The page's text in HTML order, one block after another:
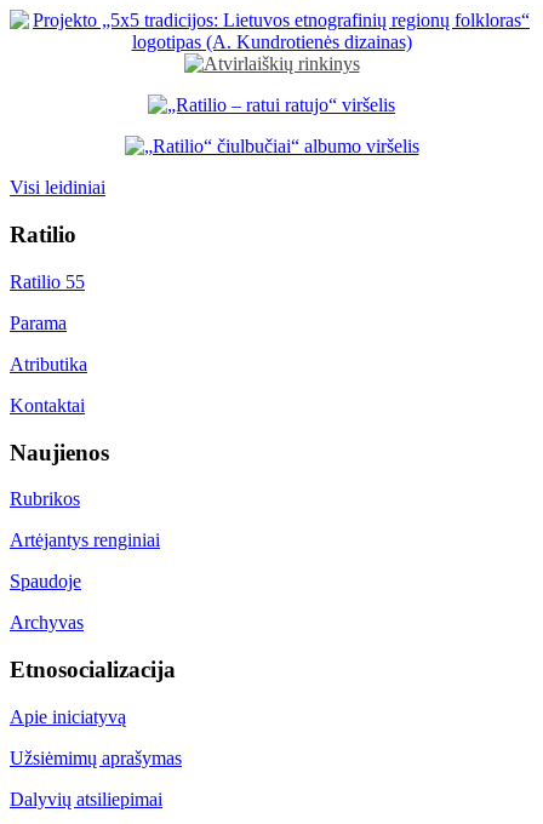
Visi leidiniai
Ratilio
Ratilio 55
Parama
Atributika
Kontaktai
Naujienos
Rubrikos
Artėjantys renginiai
Spaudoje
Archyvas
Etnosocializacija
Apie iniciatyvą
Užsiėmimų aprašymas
Dalyvių atsiliepimai